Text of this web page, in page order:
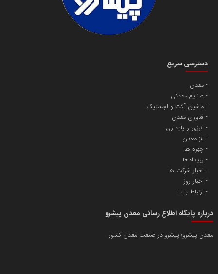
دسترسی سریع
معدن
صنایع معدنی
ماشین آلات و لجستیک
فناوری معدن
انرژی و پایداری
لنز معدن
چهره ها
رویدادها
اخبار شرکت ها
اخبار روز
ارتباط با ما
درباره پایگاه اطلاع رسانی معدن پیشرو
معدن پیشرو؛ پیشرو در صنعت معدن کشور